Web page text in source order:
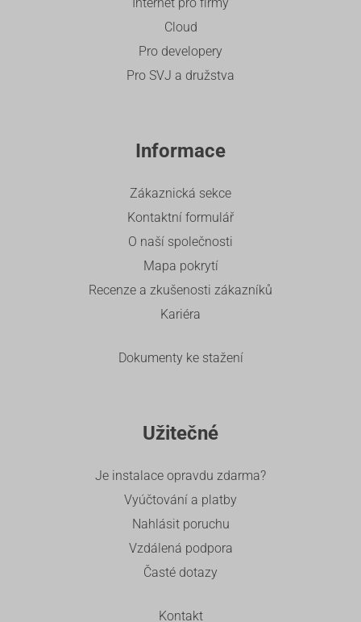
Cloud
Pro developery
Pro SVJ a družstva
Informace
Zákaznická sekce
Kontaktní formulář
O naší společnosti
Mapa pokrytí
Recenze a zkušenosti zákazníků
Kariéra
Dokumenty ke stažení
Užitečné
Je instalace opravdu zdarma?
Vyúčtování a platby
Nahlásit poruchu
Vzdálená podpora
Časté dotazy
Kontakt